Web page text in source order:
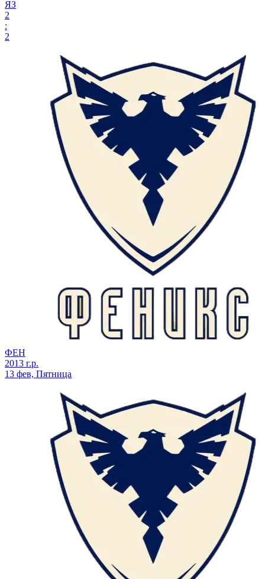
ЯЗ
2
:
2
ФЕН
2013 г.р.
13 фев, Пятница